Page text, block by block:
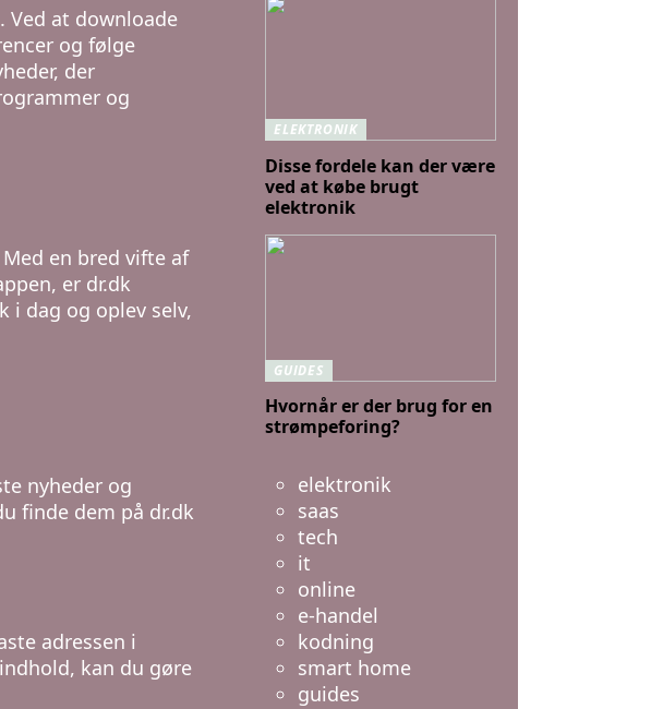
Ved at downloade
og følge
der
og
en bred vifte af
er dr.dk
i dag og oplev selv,
nyheder og
finde dem på dr.dk
adressen i
kan du gøre
ELEKTRONIK
Disse fordele kan der være
ved at købe brugt
elektronik
GUIDES
Hvornår er der brug for en
strømpeforing?
elektronik
saas
tech
it
online
e-handel
kodning
smart home
guides